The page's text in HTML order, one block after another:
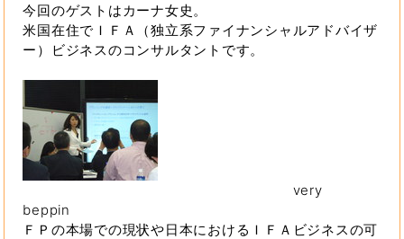
今回のゲストはカーナ女史。
米国在住でＩＦＡ（独立系ファイナンシャルアドバイザ
ー）ビジネスのコンサルタントです。
very
beppin
ＦＰの本場での現状や日本におけるＩＦＡビジネスの可